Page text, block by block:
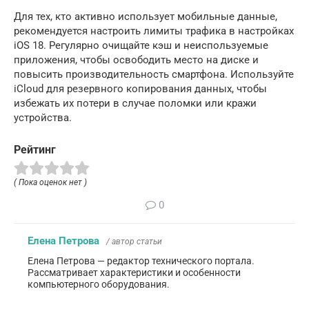
Для тех, кто активно использует мобильные данные,
рекомендуется настроить лимиты трафика в настройках
iOS 18. Регулярно очищайте кэш и неиспользуемые
приложения, чтобы освободить место на диске и
повысить производительность смартфона. Используйте
iCloud для резервного копирования данных, чтобы
избежать их потери в случае поломки или кражи
устройства.
Рейтинг
( Пока оценок нет )
0
Елена Петрова / автор статьи
Елена Петрова — редактор технического портала.
Рассматривает характеристики и особенности
компьютерного оборудования.